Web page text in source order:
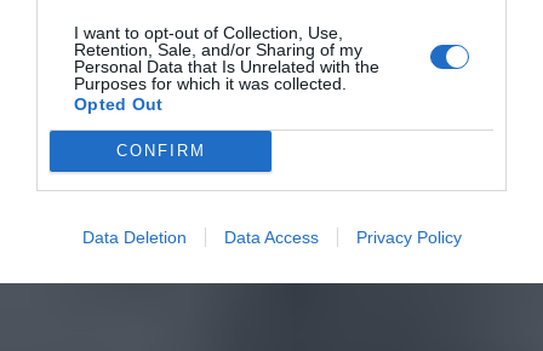
I want to opt-out of Collection, Use,
Retention, Sale, and/or Sharing of my
Personal Data that Is Unrelated with the
Purposes for which it was collected.
Opted Out
CONFIRM
Data Deletion Data Access Privacy Policy